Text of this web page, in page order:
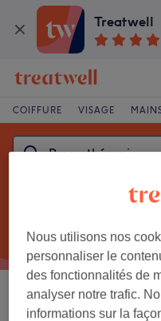
Treatwell
COIFFURE VISAGE
Trier par N'importe
Nous utilisons nos
personnaliser le
des fonctionnalités de
analyser notre trafic.
informations sur la